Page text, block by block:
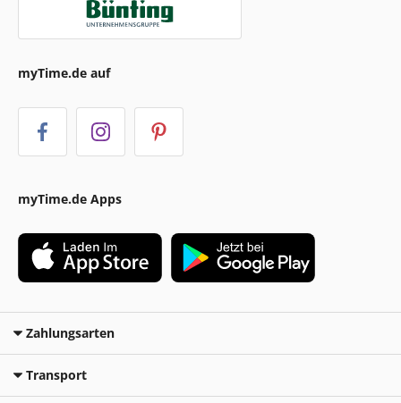
myTime.de auf
myTime.de Apps
Zahlungsarten
Transport